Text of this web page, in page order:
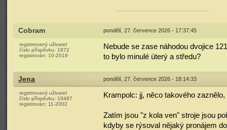
..............................................................
Cobram pondělí, 27. července 2026 - 17:37:45
registrovaný uživatel
číslo příspěvku: 1872
registrován: 10-2019
Nebude se zase náhodou dvojice
to bylo minulé úterý a středu?
Jena pondělí, 27. července 2026 - 18:14:33
registrovaný uživatel
číslo příspěvku: 19487
registrován: 11-2002
Krampolc: jj, něco takového
Zatím jsou "z kola ven" stroje jsou
kdyby se rýsoval nějaký pronájem